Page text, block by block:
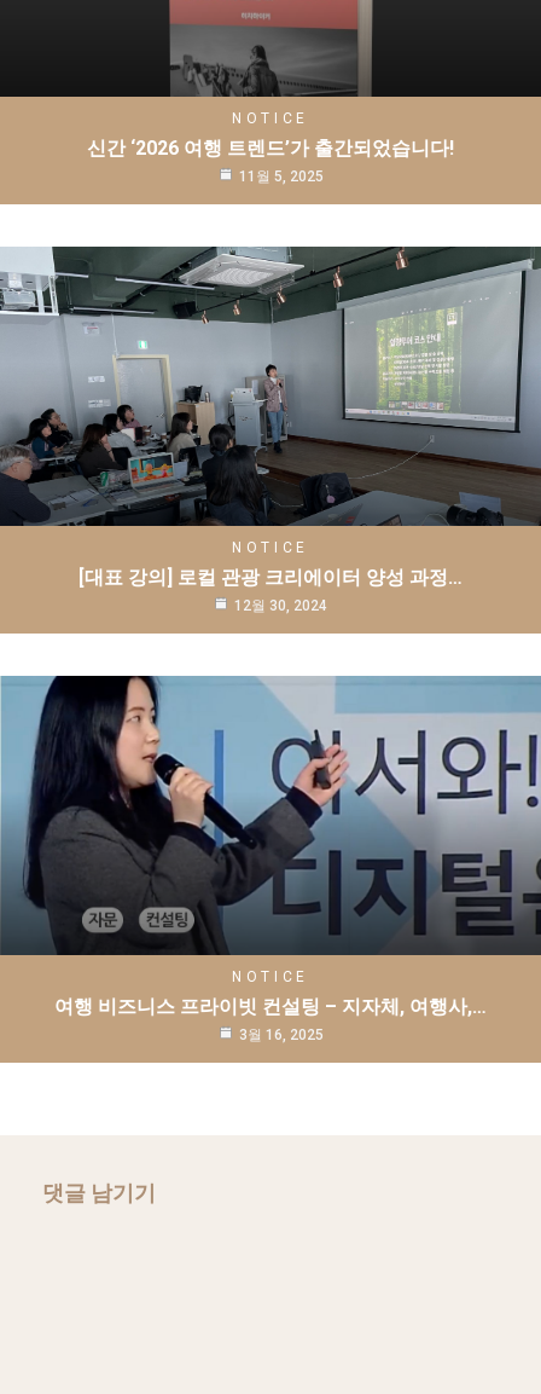
NOTICE
신간 ‘2026 여행 트렌드’가 출간되었습니다!
11월 5, 2025
NOTICE
[대표 강의] 로컬 관광 크리에이터 양성 과정…
12월 30, 2024
NOTICE
여행 비즈니스 프라이빗 컨설팅 – 지자체, 여행사,…
3월 16, 2025
댓글 남기기